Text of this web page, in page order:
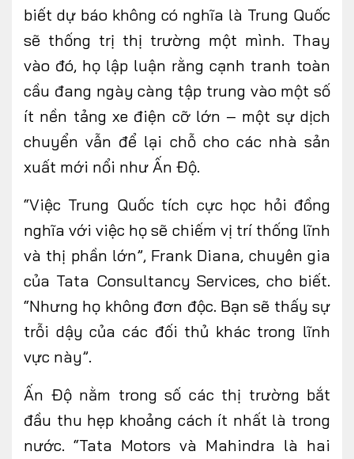
biết dự báo không có nghĩa là Trung Quốc
sẽ thống trị thị trường một mình. Thay
vào đó, họ lập luận rằng cạnh tranh toàn
cầu đang ngày càng tập trung vào một số
ít nền tảng xe điện cỡ lớn – một sự dịch
chuyển vẫn để lại chỗ cho các nhà sản
xuất mới nổi như Ấn Độ.
“Việc Trung Quốc tích cực học hỏi đồng
nghĩa với việc họ sẽ chiếm vị trí thống lĩnh
và thị phần lớn”, Frank Diana, chuyên gia
của Tata Consultancy Services, cho biết.
“Nhưng họ không đơn độc. Bạn sẽ thấy sự
trỗi dậy của các đối thủ khác trong lĩnh
vực này”.
Ấn Độ nằm trong số các thị trường bắt
đầu thu hẹp khoảng cách ít nhất là trong
nước. “Tata Motors và Mahindra là hai